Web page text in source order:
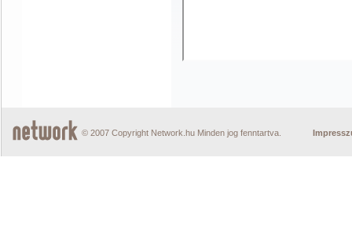
© 2007 Copyright Network.hu Minden jog fenntartva.